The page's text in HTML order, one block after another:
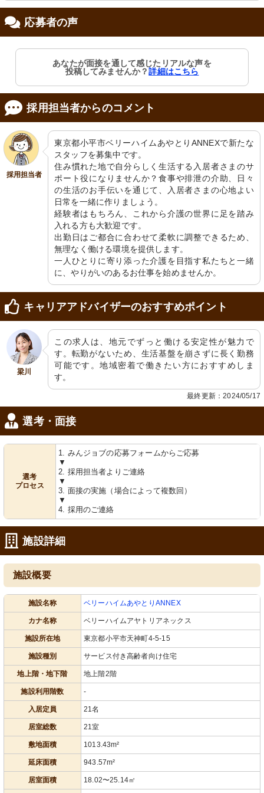
清潔感のあふれる明るい空間で、快適
な個室です。窓からの自然光が気持ち
よく差し込みます。
機能訓練室
最新設備が整った広々としたスペース
で、明るい雰囲気の中で職員たちがサ
ポートします。
清潔感のあふれる空間で、リハビリの
サポートが行えます。機能回復に必要
な設備完備です。
外観
ゆったりとした空間で、安らぎの時間
を提供しています。緑が心身の癒しに
つながる環境です。
共有スペース
広々とした明るい空間にはゆったりと
したソファや食卓が配置され、くつろ
ぎの時間を過ごせます。
浴室
安全かつ快適なバスタイムをサポート
する設備が整っています。
談話室
採光と快適な居心地を大切にした空間
です。シンプルな家具が落ち着いた雰
囲気を演出しています。
外観
広々としたガレージがあり、十分な駐
車スペースを確保しています。
外観
玄関周りは清潔で広々としており、ゆ
ったりとした心地になります。
玄関
開放的なエレベーター前、バリアフリ
ー設計で安心してご利用いただけま
す。
キッチン
整理整頓されたキッチンで、料理のス
キルを活かせます。
食堂
められる空間です。明るく開放感のあ
る設計が特徴です。
応募者の声
あなたが面接を通して感じたリアルな声を
投稿してみませんか？詳細はこちら
採用担当者からのコメント
採用担当者
東京都小平市ベリーハイムあやとりANNEXで新たな
スタッフを募集中です。
住み慣れた地で自分らしく生活する入居者さまのサ
ポート役になりませんか？食事や排泄の介助、日々
の生活のお手伝いを通じて、入居者さまの心地よい
日常を一緒に作りましょう。
経験者はもちろん、これから介護の世界に足を踏み
入れる方も大歓迎です。
出勤日はご都合に合わせて柔軟に調整できるため、
無理なく働ける環境を提供します。
一人ひとりに寄り添った介護を目指す私たちと一緒
に、やりがいのあるお仕事を始めませんか。
キャリアアドバイザーのおすすめポイント
梁川
この求人は、地元でずっと働ける安定性が魅力で
す。転勤がないため、生活基盤を崩さずに長く勤務
可能です。地域密着で働きたい方におすすめしま
す。
最終更新：2024/05/17
選考・面接
選考
プロセス
1. みんジョブの応募フォームからご応募
▼
2. 採用担当者よりご連絡
▼
3. 面接の実施（場合によって複数回）
▼
4. 採用のご連絡
施設詳細
施設概要
施設名称 ベリーハイムあやとりANNEX
カナ名称 ベリーハイムアヤトリアネックス
施設所在地 東京都小平市天神町4-5-15
施設種別 サービス付き高齢者向け住宅
地上階・地下階 地上階2階
施設利用階数 -
入居定員 21名
居室総数 21室
敷地面積 1013.43m²
延床面積 943.57m²
居室面積 18.02〜25.14㎡